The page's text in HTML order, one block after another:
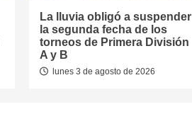
La lluvia obligó a suspender
la segunda fecha de los
torneos de Primera División
A y B
lunes 3 de agosto de 2026